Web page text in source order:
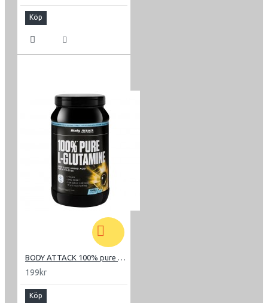
Köp
BODY ATTACK 100% pure L-Glutamine 400g
199kr
Köp